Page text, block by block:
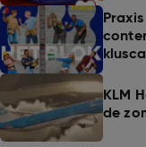
KLM
de